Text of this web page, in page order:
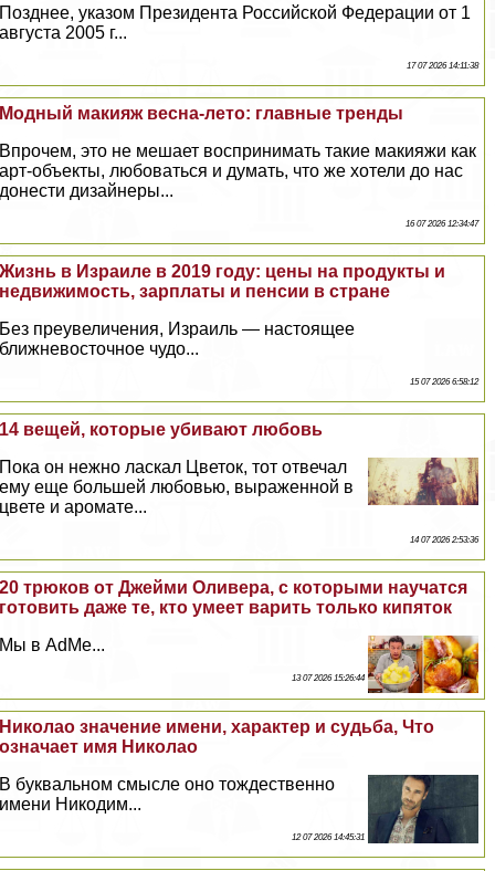
Позднее, указом Президента Российской Федерации от 1
августа 2005 г...
17 07 2026 14:11:38
Модный макияж весна-лето: главные тренды
Впрочем, это не мешает воспринимать такие макияжи как
арт-объекты, любоваться и думать, что же хотели до нас
донести дизайнеры...
16 07 2026 12:34:47
Жизнь в Израиле в 2019 году: цены на продукты и
недвижимость, зарплаты и пенсии в стране
Без преувеличения, Израиль — настоящее
ближневосточное чудо...
15 07 2026 6:58:12
14 вещей, которые убивают любовь
Пока он нежно ласкал Цветок, тот отвечал
ему еще большей любовью, выраженной в
цвете и аромате...
14 07 2026 2:53:36
20 трюков от Джейми Оливера, с которыми научатся
готовить даже те, кто умеет варить только кипяток
Мы в AdMe...
13 07 2026 15:26:44
Николао значение имени, хаpaктер и судьба, Что
означает имя Николао
В буквальном смысле оно тождественно
имени Никодим...
12 07 2026 14:45:31